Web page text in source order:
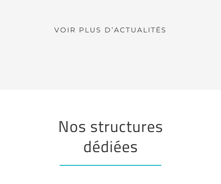
VOIR PLUS D’ACTUALITÉS
Nos structures
dédiées